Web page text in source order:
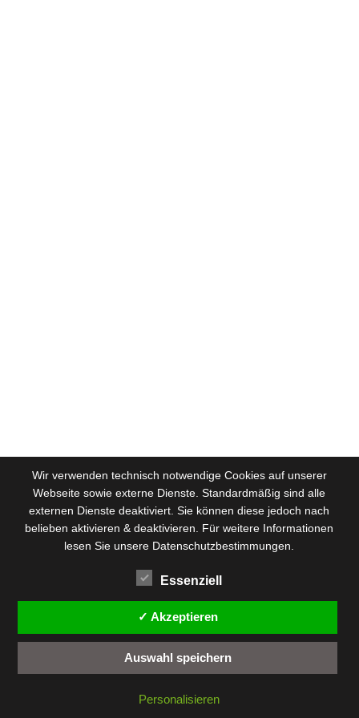
Wir verwenden technisch notwendige Cookies auf unserer
Webseite sowie externe Dienste. Standardmäßig sind alle
externen Dienste deaktiviert. Sie können diese jedoch nach
belieben aktivieren & deaktivieren. Für weitere Informationen
lesen Sie unsere Datenschutzbestimmungen.
Essenziell
✓ Akzeptieren
Auswahl speichern
Personalisieren